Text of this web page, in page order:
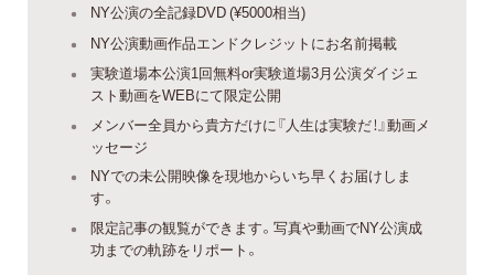
NY公演の全記録DVD (¥5000相当)
NY公演動画作品エンドクレジットにお名前掲載
実験道場本公演1回無料or実験道場3月公演ダイジェ
スト動画をWEBにて限定公開
メンバー全員から貴方だけに『人生は実験だ！』動画メ
ッセージ
NYでの未公開映像を現地からいち早くお届けしま
す。
限定記事の観覧ができます。写真や動画でNY公演成
功までの軌跡をリポート。